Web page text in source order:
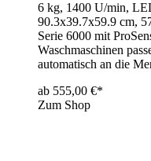
6 kg, 1400 U/min,
90.3x39.7x59.9 cm,
Serie 6000 mit
Waschmaschinen
automatisch an die
ab 555,00 €*
Zum Shop